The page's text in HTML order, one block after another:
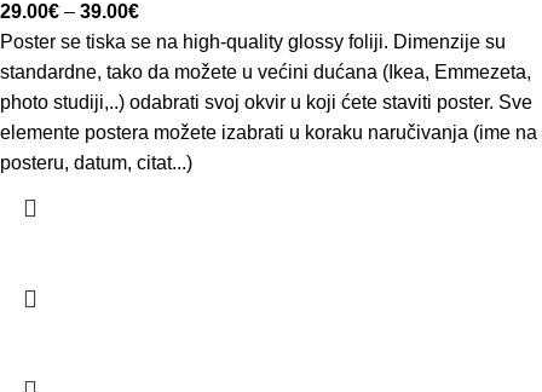
29.00€ – 39.00€
Poster se tiska se na high-quality glossy foliji. Dimenzije su
standardne, tako da možete u većini dućana (Ikea, Emmezeta,
photo studiji,..) odabrati svoj okvir u koji ćete staviti poster. Sve
elemente postera možete izabrati u koraku naručivanja (ime na
posteru, datum, citat...)